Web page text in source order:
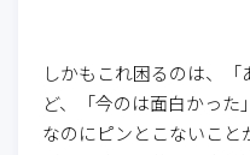
しかもこれ困るのは、
ど、「今のは面白かった
なのにピンとこないこと